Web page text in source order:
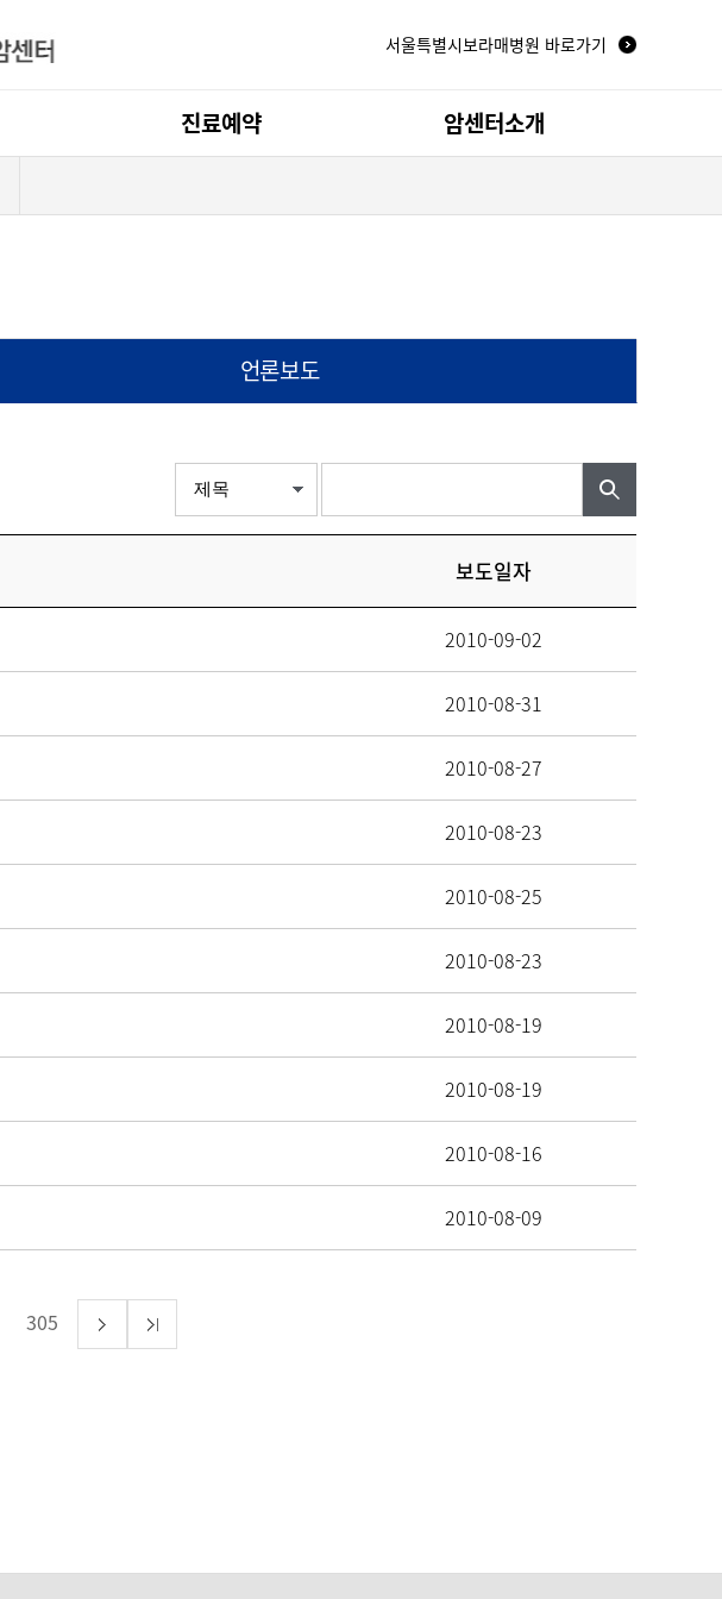
서울특별시보라매병원 바로가기
진료예약 암센터소개
언론보도
보도일자
2010-09-02
2010-08-31
2010-08-27
2010-08-23
2010-08-25
2010-08-23
2010-08-19
2010-08-19
2010-08-16
2010-08-09
305
피부암 센터
건강·문화강좌
건강동영상
의료사회복지 정보
주차 안내
예약 확인/취소
조직도
제증명발급안내